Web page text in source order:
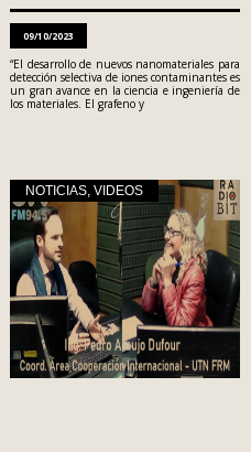
09/10/2023
“El desarrollo de nuevos nanomateriales para
detección selectiva de iones contaminantes es
un gran avance en la ciencia e ingeniería de
los materiales. El grafeno y
NOTICIAS VIDEOS